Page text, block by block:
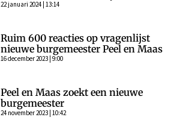
22 januari 2024 | 13:14
Ruim 600 reacties op vragenlijst
nieuwe burgemeester Peel en Maas
16 december 2023 | 9:00
Peel en Maas zoekt een nieuwe
burgemeester
24 november 2023 | 10:42